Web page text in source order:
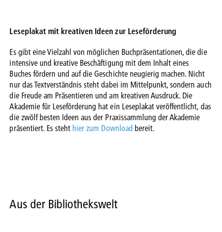
Leseplakat mit kreativen Ideen zur Leseförderung
Es gibt eine Vielzahl von möglichen Buchpräsentationen, die die
intensive und kreative Beschäftigung mit dem Inhalt eines
Buches fördern und auf die Geschichte neugierig machen. Nicht
nur das Textverständnis steht dabei im Mittelpunkt, sondern auch
die Freude am Präsentieren und am kreativen Ausdruck. Die
Akademie für Leseförderung hat ein Leseplakat veröffentlicht, das
die zwölf besten Ideen aus der Praxissammlung der Akademie
präsentiert. Es steht hier zum Download bereit.
Aus der Bibliothekswelt